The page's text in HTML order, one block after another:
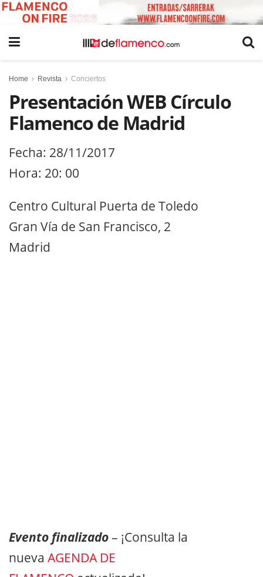
Home Revista Conciertos
Presentación WEB Círculo
Flamenco de Madrid
Fecha: 28/11/2017
Hora: 20: 00
Centro Cultural Puerta de Toledo
Gran Vía de San Francisco, 2
Madrid
Evento finalizado– ¡Consulta la
nueva AGENDA DE